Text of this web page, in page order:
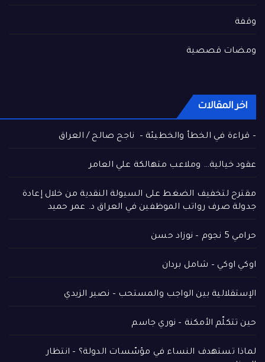
وقفة
ومضات قصصية
اخر المقالات
– قراءة في الخطأ والخطيئة – ناجح صالح / العراق
عقود خيالية… وملاعب متهالكة علي العامر
مقترح لتخفيف الضغط على السيولة النقدية من خلال إعادة
جدولة صرف رواتب الموظفين في العراق د. عمر حميد
حرامي 5 نجوم – نوزاد حسن
اوكي اوكي – شامل بردان
الإستقلالية بين الواجب والمستحب – نصير الزيدي
حين تتكلّم الأمكنة – نوري جاسم
لماذا تستهدف النساء في مؤسّسات الدولة؟ – انتظار